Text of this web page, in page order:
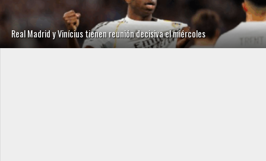
Real Madrid y Vinícius tienen reunión decisiva el miércoles